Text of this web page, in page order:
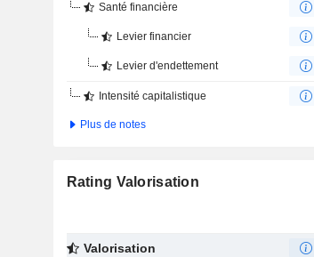
Santé financière
Levier financier
Levier d'endettement
Intensité capitalistique
Plus de notes
Rating Valorisation
Valorisation